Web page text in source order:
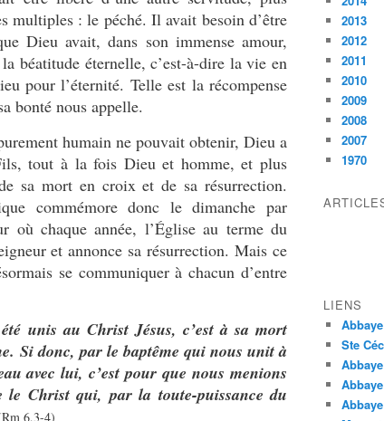
multiples : le péché. Il avait besoin d’être
Dieu avait, dans son immense amour,
béatitude éternelle, c’est-à-dire la vie en
pour l’éternité. Telle est la récompense
bonté nous appelle.
humain ne pouvait obtenir, Dieu a
tout à la fois Dieu et homme, et plus
sa mort en croix et de sa résurrection.
commémore donc le dimanche par
où chaque année, l’Église au terme du
et annonce sa résurrection. Mais ce
se communiquer à chacun d’entre
unis au Christ Jésus, c’est à sa mort
Si donc, par le baptême qui nous unit à
avec lui, c’est pour que nous menions
le Christ qui, par la toute-puissance du
6,3-4)
2013
2012
2011
2010
2009
2008
2007
1970
LIENS
Ste